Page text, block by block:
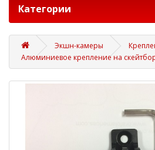
Категории
Экшн-камеры
Алюминиевое крепление на